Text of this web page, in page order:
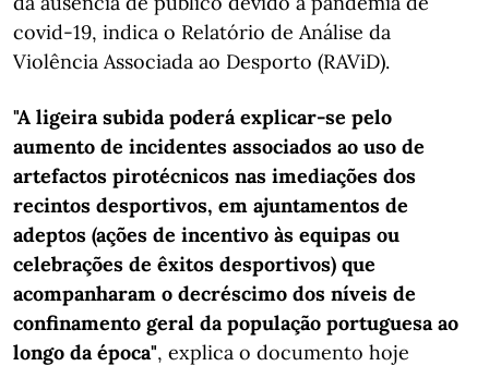
covid-19, indica o Relatório de Análise da
Violência Associada ao Desporto (RAViD).
"A ligeira subida poderá explicar-se pelo
aumento de incidentes associados ao uso de
artefactos pirotécnicos nas imediações dos
recintos desportivos, em ajuntamentos de
adeptos (ações de incentivo às equipas ou
celebrações de êxitos desportivos) que
acompanharam o decréscimo dos níveis de
confinamento geral da população portuguesa ao
longo da época", explica o documento hoje